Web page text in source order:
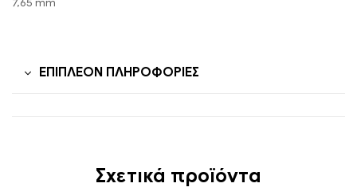
ΕΠΙΠΛΈΟΝ ΠΛΗΡΟΦΟΡΊΕΣ
Σχετικά προϊόντα